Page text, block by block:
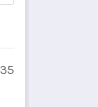
35